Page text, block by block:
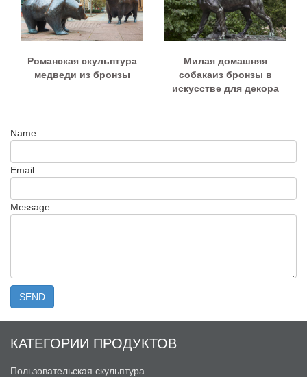
Романская скульптура
медведи из бронзы
Милая домашняя
собакаиз бронзы в
искусстве для декора
Name:
Email:
Message:
КАТЕГОРИИ ПРОДУКТОВ
Пользовательская скульптура